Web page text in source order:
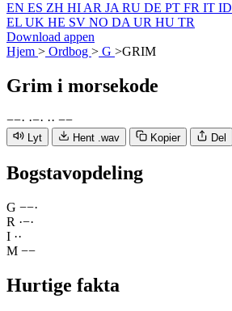
EN ES ZH HI AR JA RU DE PT FR IT ID
EL UK HE SV NO DA UR HU TR
Download appen
Hjem > Ordbog > G >GRIM
Grim i morsekode
−−· ·−· ·· −−
Lyt Hent .wav Kopier Del
Bogstavopdeling
G −−·
R ·−·
I ··
M −−
Hurtige fakta